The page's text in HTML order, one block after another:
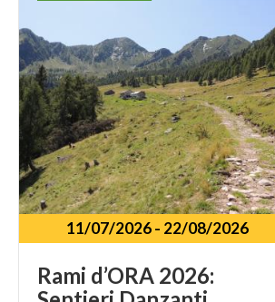
11/07/2026- 22/08/2026
Rami d’ORA 2026: